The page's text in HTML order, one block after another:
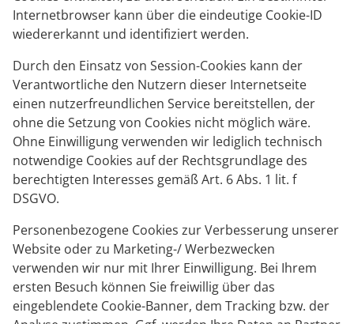
Internetbrowser kann über die eindeutige Cookie-ID
wiedererkannt und identifiziert werden.
Durch den Einsatz von Session-Cookies kann der
Verantwortliche den Nutzern dieser Internetseite
einen nutzerfreundlichen Service bereitstellen, der
ohne die Setzung von Cookies nicht möglich wäre.
Ohne Einwilligung verwenden wir lediglich technisch
notwendige Cookies auf der Rechtsgrundlage des
berechtigten Interesses gemäß Art. 6 Abs. 1 lit. f
DSGVO.
Personenbezogene Cookies zur Verbesserung unserer
Website oder zu Marketing-/ Werbezwecken
verwenden wir nur mit Ihrer Einwilligung. Bei Ihrem
ersten Besuch können Sie freiwillig über das
eingeblendete Cookie-Banner, dem Tracking bzw. der